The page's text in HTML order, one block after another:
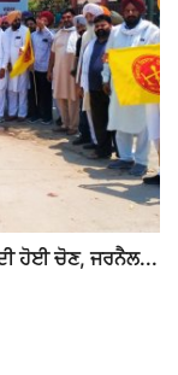
ਹੋਈ ਚੋਣ, ਜਰਨੈਲ...